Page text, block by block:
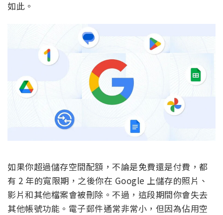
如此。
如果你超過儲存空間配額，不論是免費還是付費，都
有 2 年的寬限期，之後你在 Google 上儲存的照片、
影片和其他檔案會被刪除。不過，這段期間你會失去
其他帳號功能。電子郵件通常非常小，但因為佔用空